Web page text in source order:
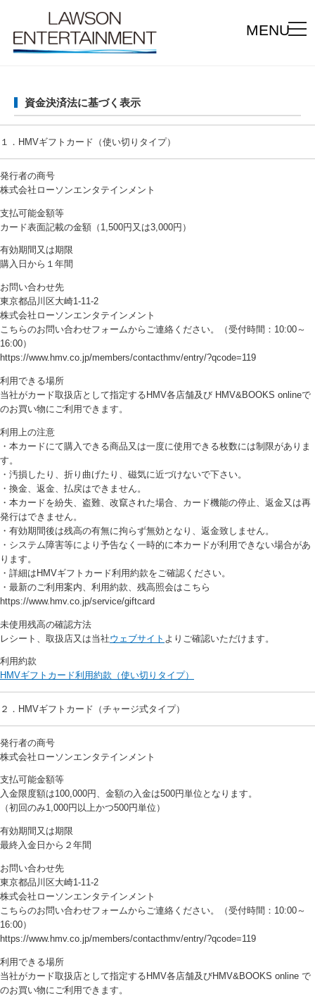
MENU
資金決済法に基づく表示
１．HMVギフトカード（使い切りタイプ）
発行者の商号
株式会社ローソンエンタテインメント
支払可能金額等
カード表面記載の金額（1,500円又は3,000円）
有効期間又は期限
購入日から１年間
お問い合わせ先
東京都品川区大崎1-11-2
株式会社ローソンエンタテインメント
こちらのお問い合わせフォームからご連絡ください。（受付時間：10:00～
16:00）
https://www.hmv.co.jp/members/contacthmv/entry/?qcode=119
利用できる場所
当社がカード取扱店として指定するHMV各店舗及び HMV&BOOKS onlineで
のお買い物にご利用できます。
利用上の注意
・本カードにて購入できる商品又は一度に使用できる枚数には制限がありま
す。
・汚損したり、折り曲げたり、磁気に近づけないで下さい。
・換金、返金、払戻はできません。
・本カードを紛失、盗難、改竄された場合、カード機能の停止、返金又は再
発行はできません。
・有効期間後は残高の有無に拘らず無効となり、返金致しません。
・システム障害等により予告なく一時的に本カードが利用できない場合があ
ります。
・詳細はHMVギフトカード利用約款をご確認ください。
・最新のご利用案内、利用約款、残高照会はこちら
https://www.hmv.co.jp/service/giftcard
未使用残高の確認方法
レシート、取扱店又は当社ウェブサイト よりご確認いただけます。
利用約款
HMVギフトカード利用約款（使い切りタイプ）
２．HMVギフトカード（チャージ式タイプ）
発行者の商号
株式会社ローソンエンタテインメント
支払可能金額等
入金限度額は100,000円、金額の入金は500円単位となります。
（初回のみ1,000円以上かつ500円単位）
有効期間又は期限
最終入金日から２年間
お問い合わせ先
東京都品川区大崎1-11-2
株式会社ローソンエンタテインメント
こちらのお問い合わせフォームからご連絡ください。（受付時間：10:00～
16:00）
https://www.hmv.co.jp/members/contacthmv/entry/?qcode=119
利用できる場所
当社がカード取扱店として指定するHMV各店舗及びHMV&BOOKS online で
のお買い物にご利用できます。